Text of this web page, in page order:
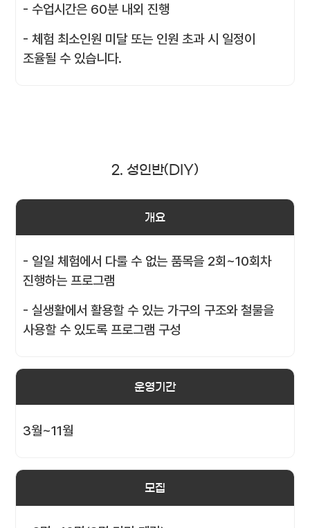
- 수업시간은 60분 내외 진행
- 체험 최소인원 미달 또는 인원 초과 시 일정이
조율될 수 있습니다.
2. 성인반(DIY)
개요
- 일일 체험에서 다룰 수 없는 품목을 2회~10회차
진행하는 프로그램
- 실생활에서 활용할 수 있는 가구의 구조와 철물을
사용할 수 있도록 프로그램 구성
운영기간
3월~11월
모집